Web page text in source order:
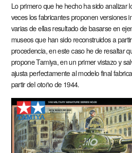
Lo primero que he hecho ha sido analizar
veces los fabricantes proponen versiones
varias de ellas resultado de basarse en
museos que han sido reconstruidos a
procedencia, en este caso he de resaltar
propone Tamiya, en un primer vistazo y
ajusta perfectamente al modelo final
partir del otoño de 1944.